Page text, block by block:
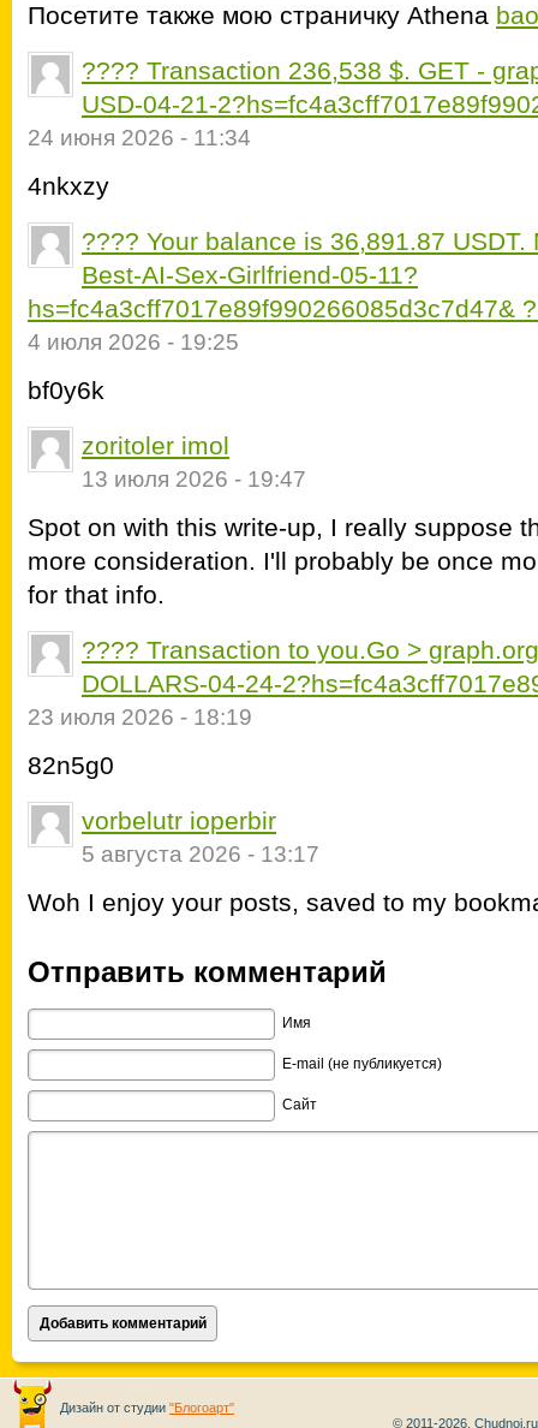
Посетите также мою страничку Athena
???? Transaction 236,538 $. GET -
USD-04-21-
24 июня 2026 - 11:34
4nkxzy
???? Your balance is 36,891.87 USDT.
Best-AI-Sex-Girlfriend-05-11?
hs=fc4a3cff7017e89f990266085d3c7d47&
4 июля 2026 - 19:25
bf0y6k
zoritoler imol
13 июля 2026 - 19:47
Spot on with this write-up, I really suppose
more consideration. I'll probably be once
for that info.
???? Transaction to you.Go >
DOLLARS-04-24-
23 июля 2026 - 18:19
82n5g0
vorbelutr ioperbir
5 августа 2026 - 13:17
Woh I enjoy your posts, saved to my
Отправить комментарий
Имя
E-mail (не публикуется)
Сайт
Дизайн от студии "Блогоарт"
© 2011-2026,